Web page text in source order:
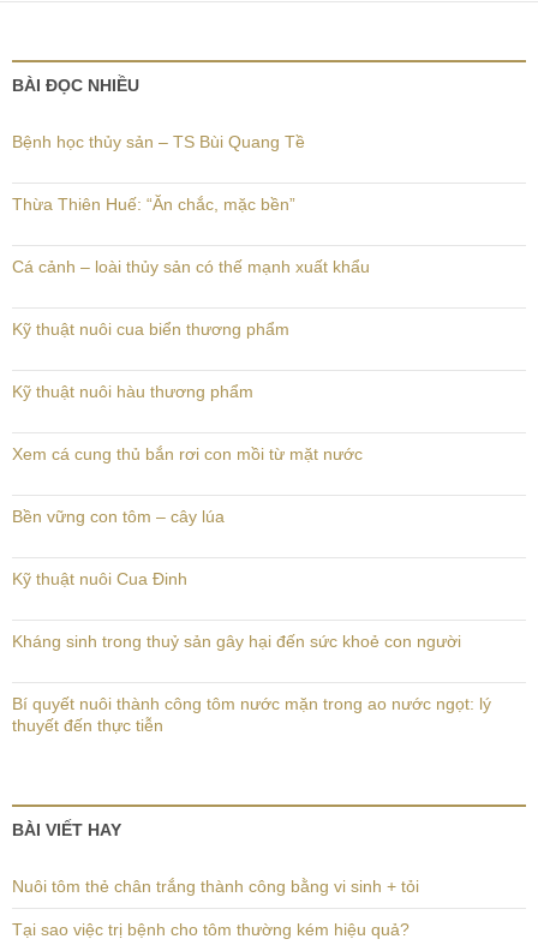
BÀI ĐỌC NHIỀU
Bệnh học thủy sản – TS Bùi Quang Tề
Thừa Thiên Huế: “Ăn chắc, mặc bền”
Cá cảnh – loài thủy sản có thế mạnh xuất khẩu
Kỹ thuật nuôi cua biển thương phẩm
Kỹ thuật nuôi hàu thương phẩm
Xem cá cung thủ bắn rơi con mồi từ mặt nước
Bền vững con tôm – cây lúa
Kỹ thuật nuôi Cua Đinh
Kháng sinh trong thuỷ sản gây hại đến sức khoẻ con người
Bí quyết nuôi thành công tôm nước mặn trong ao nước ngọt: lý
thuyết đến thực tiễn
BÀI VIẾT HAY
Nuôi tôm thẻ chân trắng thành công bằng vi sinh + tỏi
Tại sao việc trị bệnh cho tôm thường kém hiệu quả?